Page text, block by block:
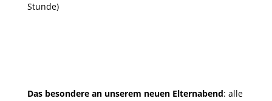
Stunde)
Das besondere an unserem neuen Elternabend: alle